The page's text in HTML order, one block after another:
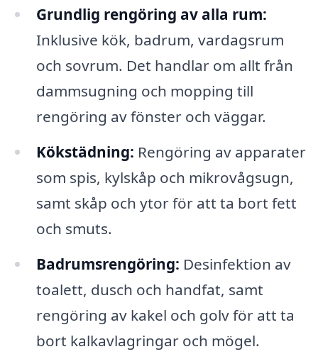
Grundlig rengöring av alla rum:
Inklusive kök, badrum, vardagsrum
och sovrum. Det handlar om allt från
dammsugning och mopping till
rengöring av fönster och väggar.
Kökstädning: Rengöring av apparater
som spis, kylskåp och mikrovågsugn,
samt skåp och ytor för att ta bort fett
och smuts.
Badrumsrengöring: Desinfektion av
toalett, dusch och handfat, samt
rengöring av kakel och golv för att ta
bort kalkavlagringar och mögel.